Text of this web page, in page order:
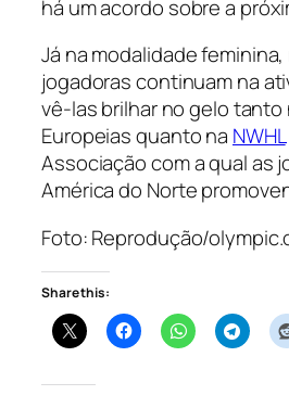
há um acordo sobre a
Já na modalidade
jogadoras continuam na
vê-las brilhar no gelo tanto
Europeias quanto na NWHL
Associação com a qual as
América do Norte
Foto: Reprodução/
Share this: